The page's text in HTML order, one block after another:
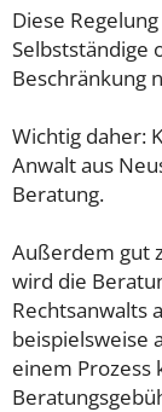
Diese
Selbstständige
Beschränkung
Wichtig daher:
Anwalt aus
Beratung.
Außerdem gut
wird die
Rechtsanwalts
beispielsweise
einem Prozess